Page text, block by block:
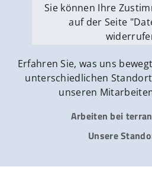
Sie können Ihre
auf der Seite
Externe Medien
Erfahren Sie, was uns
unterschiedlichen
unseren
Arbeiten bei
Unsere